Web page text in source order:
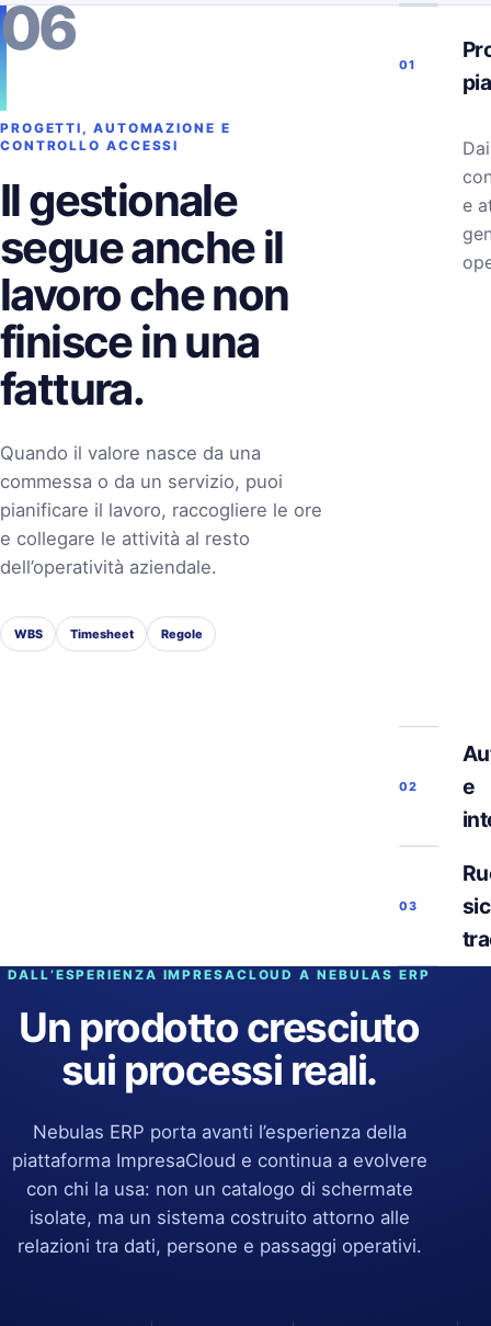
06
PROGETTI, AUTOMAZIONE E
CONTROLLO ACCESSI
Il gestionale
segue anche il
lavoro che non
finisce in una
fattura.
Quando il valore nasce da una
commessa o da un servizio, puoi
pianificare il lavoro, raccogliere le ore
e collegare le attività al resto
dell’operatività aziendale.
WBS Timesheet Regole
01
e
02
e
03
DALL’ESPERIENZA IMPRESACLOUD A NEBULAS ERP
Un prodotto cresciuto
sui processi reali.
Nebulas ERP porta avanti l’esperienza della
piattaforma ImpresaCloud e continua a evolvere
con chi la usa: non un catalogo di schermate
isolate, ma un sistema costruito attorno alle
relazioni tra dati, persone e passaggi operativi.